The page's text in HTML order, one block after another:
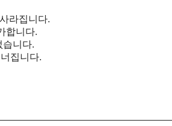
라집니다.
합니다.
니다.
집니다.